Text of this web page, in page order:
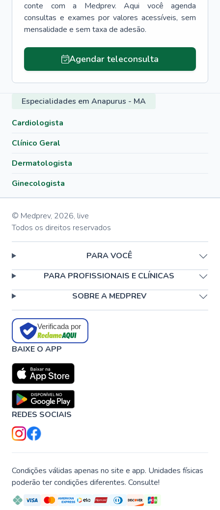
conte com a Medprev. Aqui você agenda
consultas e exames por valores acessíveis, sem
mensalidade e sem taxa de adesão.
Agendar teleconsulta
Especialidades em Anapurus - MA
Cardiologista
Clínico Geral
Dermatologista
Ginecologista
© Medprev, 2026, live
Todos os direitos reservados
PARA VOCÊ
PARA PROFISSIONAIS E CLÍNICAS
SOBRE A MEDPREV
Verificada por
BAIXE O APP
REDES SOCIAIS
Condições válidas apenas no site e app. Unidades físicas
poderão ter condições diferentes. Consulte!